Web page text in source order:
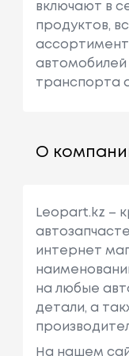
включают в
продуктов,
ассортимент
автомобилей
транспорта
О
Leopart.kz –
интернет
на любые
детали, а
На нашем